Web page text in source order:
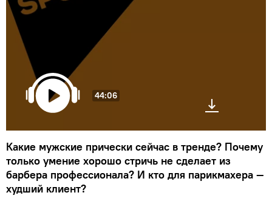
44:06
Какие мужские прически сейчас в тренде? Почему
только умение хорошо стричь не сделает из
барбера профессионала? И кто для парикмахера —
худший клиент?